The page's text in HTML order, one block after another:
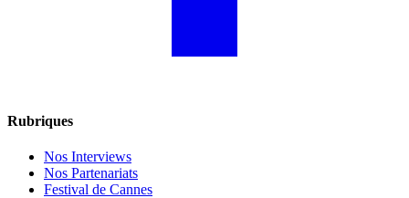
Rubriques
Nos Interviews
Nos Partenariats
Festival de Cannes